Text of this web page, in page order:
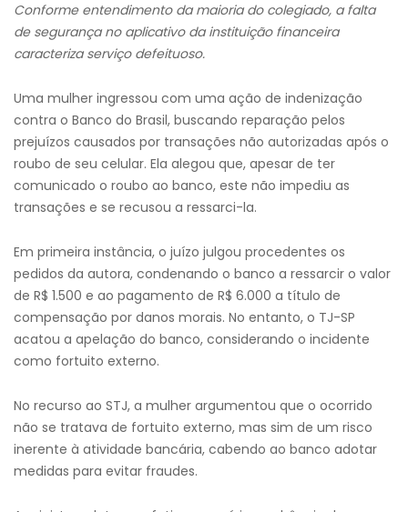
Conforme entendimento da maioria do colegiado, a falta
de segurança no aplicativo da instituição financeira
caracteriza serviço defeituoso.
Uma mulher ingressou com uma ação de indenização
contra o Banco do Brasil, buscando reparação pelos
prejuízos causados por transações não autorizadas após o
roubo de seu celular. Ela alegou que, apesar de ter
comunicado o roubo ao banco, este não impediu as
transações e se recusou a ressarci-la.
Em primeira instância, o juízo julgou procedentes os
pedidos da autora, condenando o banco a ressarcir o valor
de R$ 1.500 e ao pagamento de R$ 6.000 a título de
compensação por danos morais. No entanto, o TJ-SP
acatou a apelação do banco, considerando o incidente
como fortuito externo.
No recurso ao STJ, a mulher argumentou que o ocorrido
não se tratava de fortuito externo, mas sim de um risco
inerente à atividade bancária, cabendo ao banco adotar
medidas para evitar fraudes.